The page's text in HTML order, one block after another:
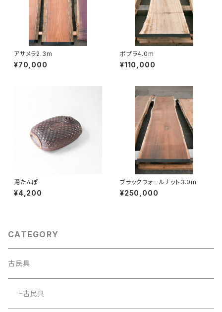
アサメラ2.3m
¥70,000
ポプラ4.0m
¥110,000
湯たんぽ
¥4,200
ブラックウォールナット3.0m
¥250,000
CATEGORY
古民具
└古民具